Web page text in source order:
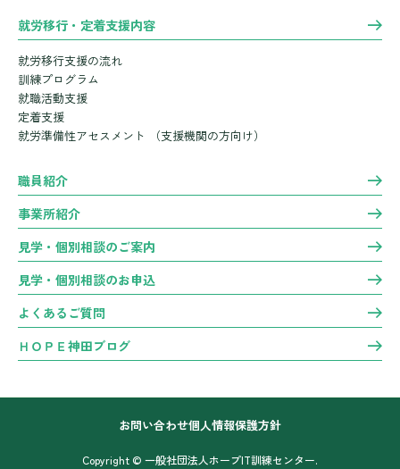
就労移行・定着支援内容
就労移行支援の流れ
訓練プログラム
就職活動支援
定着支援
就労準備性アセスメント
（支援機関の方向け）
職員紹介
事業所紹介
見学・個別相談のご案内
見学・個別相談のお申込
よくあるご質問
ＨＯＰＥ神田ブログ
お問い合わせ個人情報保護方針
Copyright © 一般社団法人ホープIT訓練センター.